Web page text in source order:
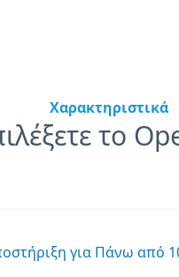
Χαρακτηριστικά
το
για Πάνω από